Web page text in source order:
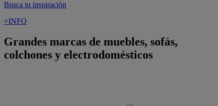
Busca tu inspiración
+INFO
Grandes marcas de muebles, sofás,
colchones y electrodomésticos